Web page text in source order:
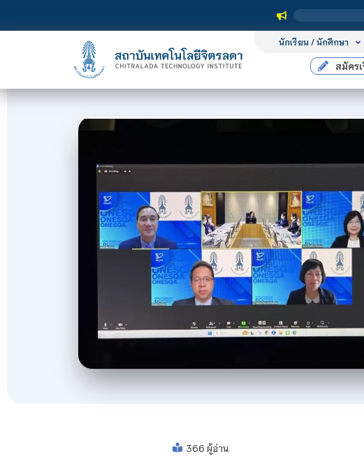
นักเรียน / นักศึกษา
สมัคร
366 ผู้อ่าน